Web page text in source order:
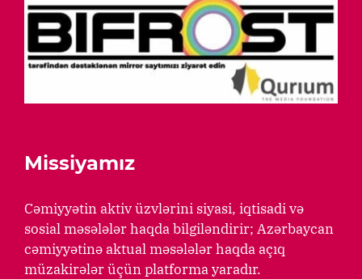
Missiyamız
Cəmiyyətin aktiv üzvlərini siyasi, iqtisadi və
sosial məsələlər haqda bilgiləndirir; Azərbaycan
cəmiyyətinə aktual məsələlər haqda açıq
müzakirələr üçün platforma yaradır.